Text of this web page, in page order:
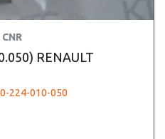
CNR
RENAULT
224-010-050